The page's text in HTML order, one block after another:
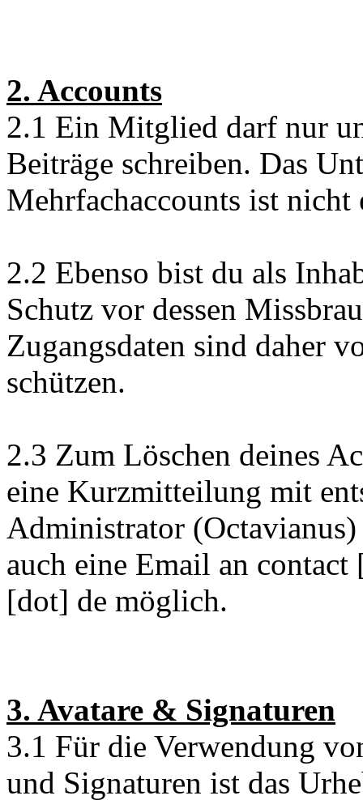
2. Accounts
2.1 Ein Mitglied darf nur
Beiträge schreiben. Das
Mehrfachaccounts ist nicht
2.2 Ebenso bist du als
Schutz vor dessen
Zugangsdaten sind daher
schützen.
2.3 Zum Löschen deines
eine Kurzmitteilung mit
Administrator
auch eine Email an
[dot] de möglich.
3. Avatare & Signaturen
3.1 Für die Verwendung
und Signaturen ist das